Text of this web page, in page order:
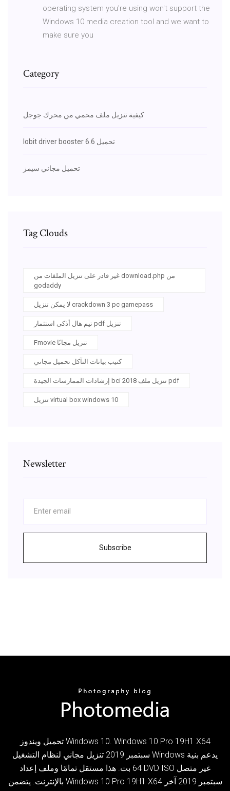
operating system you're using won't support the
Windows 10 media creation tool and we want to
make sure you
Category
كيفية تنزيل ملف محمي من محرك جوجل
Iobit driver booster 6.6 تحميل
تحميل مجاني سيمز
Tag Clouds
غير قادر على تنزيل الملفات من download.php من
godaddy
لا يمكن تنزيل crackdown 3 pc gamepass
تيم هال أذكى استثمار pdf تنزيل
Fmovie تنزيل مجانًا
كتيب بيانات التآكل تحميل مجاني
إرشادات الممارسات الجيدة bci 2018 تنزيل ملف pdf
تنزيل virtual box windows 10
Newsletter
Subscribe
تحميل ويندوز Windows 10. Windows 10 Pro 19H1 X64
سبتمبر 2019 تنزيل مجاني لنظام التشغيل Windows يدعم بنية
64 بت. هذا مستقل تمامًا وملف إعداد DVD ISO غير متصل
بالإنترنت. يتضمن Windows 10 Pro 19H1 X64 سبتمبر 2019 آخر